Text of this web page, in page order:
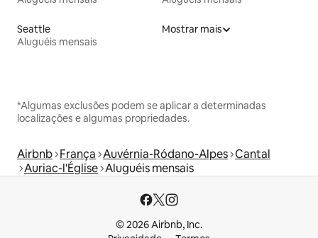
Seattle
Aluguéis mensais
Mostrar mais
*Algumas exclusões podem se aplicar a determinadas
localizações e algumas propriedades.
Airbnb França Auvérnia-Ródano-Alpes Cantal
Auriac-l'Église Aluguéis mensais
© 2026 Airbnb, Inc.